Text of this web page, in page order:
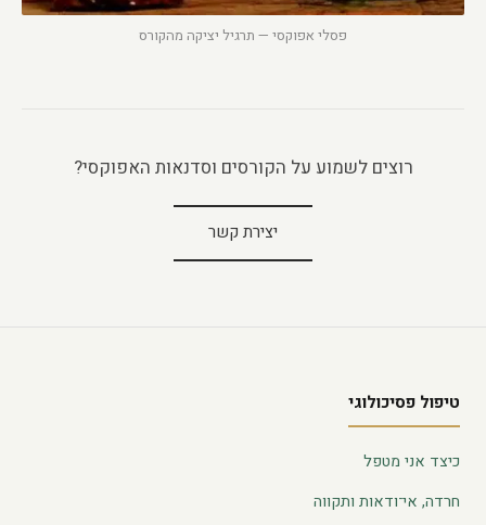
פסלי אפוקסי — תרגיל יציקה מהקורס
רוצים לשמוע על הקורסים וסדנאות האפוקסי?
יצירת קשר
טיפול פסיכולוגי
כיצד אני מטפל
חרדה, אי־ודאות ותקווה